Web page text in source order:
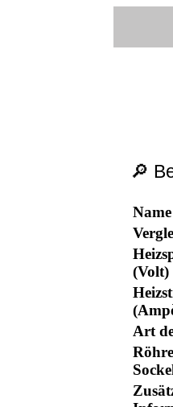
🔎
Name
(Volt)
Art